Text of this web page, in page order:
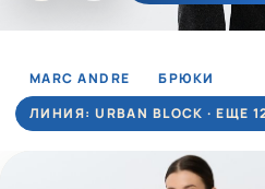
MARC ANDRE
БРЮКИ
ЛИНИЯ: URBAN BLOCK · ЕЩЕ